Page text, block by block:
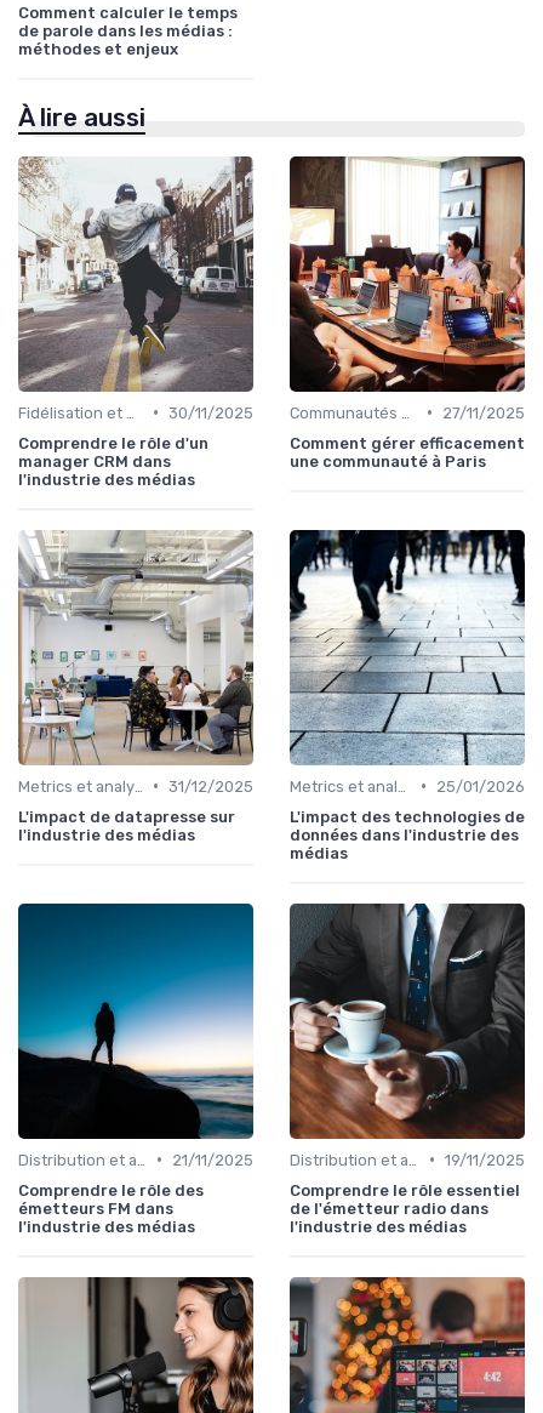
Comment calculer le temps
de parole dans les médias :
méthodes et enjeux
À lire aussi
• 30/11/2025
Comprendre le rôle d'un
manager CRM dans
l'industrie des médias
•
27/11/2025
Comment gérer efficacement
une communauté à Paris
• 31/12/2025
L'impact de datapresse sur
l'industrie des médias
•
25/01/2026
L'impact des technologies de
données dans l'industrie des
médias
•
21/11/2025
Comprendre le rôle des
émetteurs FM dans
l'industrie des médias
• 19/11/2025
Comprendre le rôle essentiel
de l'émetteur radio dans
l'industrie des médias